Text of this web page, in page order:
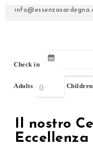
Check in
Adults Children
Il nostro
Eccellenza